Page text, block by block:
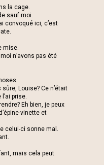
la cage.
sauf moi.
convoqué ici, c’est
mise.
n’avons pas été
Louise? Ce n’était
prise.
Eh bien, je peux
vinette et
celui-ci sonne mal.
mais cela peut